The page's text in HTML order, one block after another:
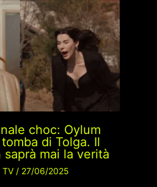
choc: Oylum
di Tolga. Il
mai la verità
TV/ 27/06/2025